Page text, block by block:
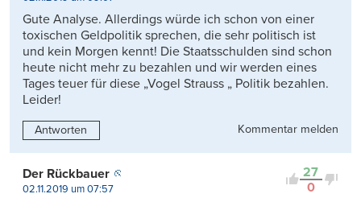
Gute Analyse. Allerdings würde ich schon von einer
toxischen Geldpolitik sprechen, die sehr politisch ist
und kein Morgen kennt! Die Staatsschulden sind schon
heute nicht mehr zu bezahlen und wir werden eines
Tages teuer für diese „Vogel Strauss „ Politik bezahlen.
Leider!
Antworten Kommentar melden
27
0
Der Rückbauer
02.11.2019 um 07:57